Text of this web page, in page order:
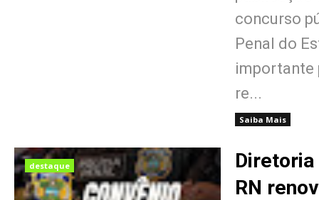
concurso
Penal do
importante
re...
Saiba Mais
destaque
Diretoria
RN